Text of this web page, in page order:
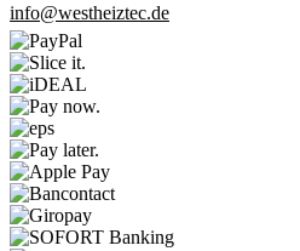
info@westheiztec.de